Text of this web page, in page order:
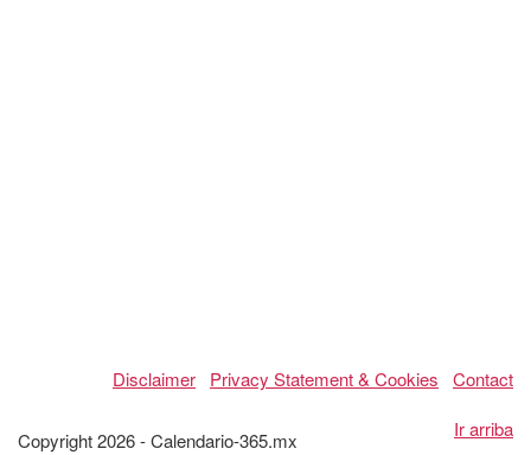
Disclaimer Privacy Statement & Cookies
Contact
Ir arriba
Copyright 2026 - Calendario-365.mx